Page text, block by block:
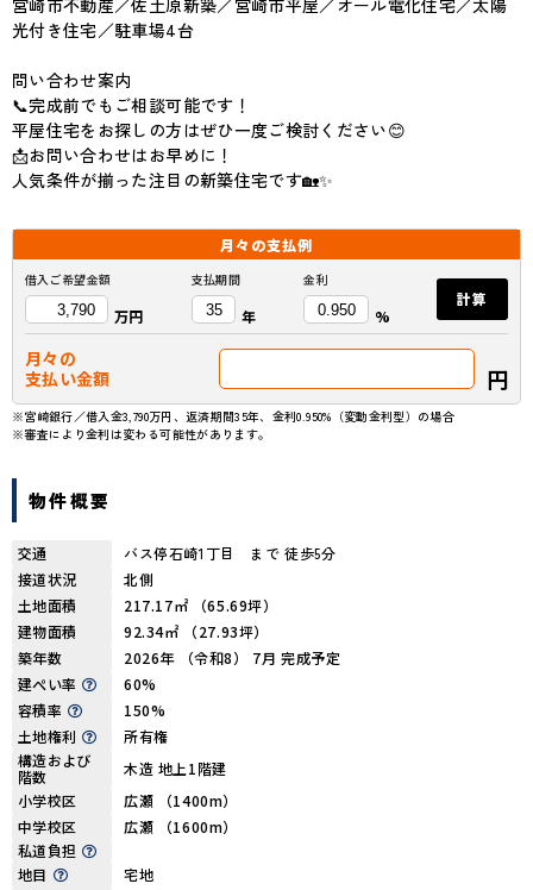
宮崎市不動産／佐土原新築／宮崎市平屋／オール電化住宅／太陽
光付き住宅／駐車場4台
問い合わせ案内
📞完成前でもご相談可能です！
平屋住宅をお探しの方はぜひ一度ご検討ください😊
📩お問い合わせはお早めに！
人気条件が揃った注目の新築住宅です🏡✨
月々の支払例
借入ご希望金額
万円
支払期間
年
金利
%
計算
月々の
支払い金額
円
※宮崎銀行／借入金3,790万円、返済期間35年、金利0.950%（変動金利型）の場合
※審査により金利は変わる可能性があります。
物件概要
交通
バス停石崎1丁目 まで 徒歩5分
接道状況
北側
土地面積
217.17㎡ （65.69坪）
建物面積
92.34㎡ （27.93坪）
築年数
2026年 （令和8） 7月 完成予定
建ぺい率
60%
容積率
150%
土地権利
所有権
構造および
階数
木造 地上1階建
小学校区
広瀬 （1400m）
中学校区
広瀬 （1600m）
私道負担
地目
宅地